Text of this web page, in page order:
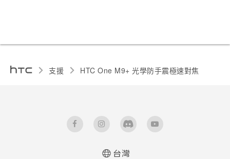
支援 HTC One M9+ 光學防手震極速對焦‎
台灣